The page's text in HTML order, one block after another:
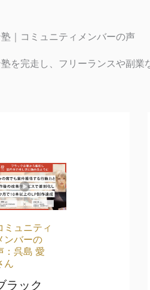
｜コミュニティメンバーの声
を完走し、フリーランスや副業
ミュニティ
ンバーの
：呉島 愛
ん
ラック